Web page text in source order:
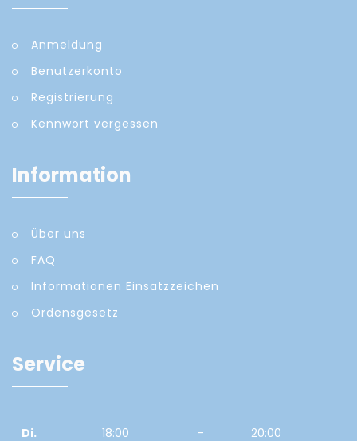
Anmeldung
Benutzerkonto
Registrierung
Kennwort vergessen
Information
Über uns
FAQ
Informationen Einsatzzeichen
Ordensgesetz
Service
Di. 18:00 - 20:00